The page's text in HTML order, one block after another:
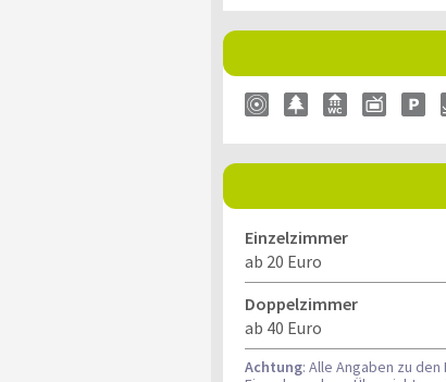
Einzelzimmer
ab 20 Euro
Doppelzimmer
ab 40 Euro
Achtung: Alle Angaben zu